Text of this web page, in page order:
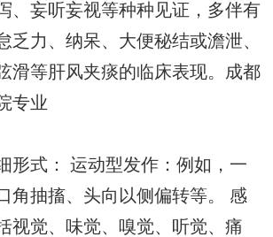
、妄听妄视等种种见证，多伴有
乏力、纳呆、大便秘结或澹泄、
滑等肝风夹痰的临床表现。 成都
专业
形式： 运动型发作：例如，一
角抽搐、头向以侧偏转等。 感
视觉、味觉、嗅觉、听觉、痛